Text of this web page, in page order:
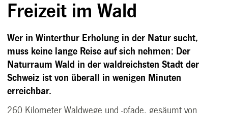
Freizeit im Wald
Wer in Winterthur Erholung in der Natur sucht,
muss keine lange Reise auf sich nehmen: Der
Naturraum Wald in der waldreichsten Stadt der
Schweiz ist von überall in wenigen Minuten
erreichbar.
260 Kilometer Waldwege und -pfade, gesäumt von